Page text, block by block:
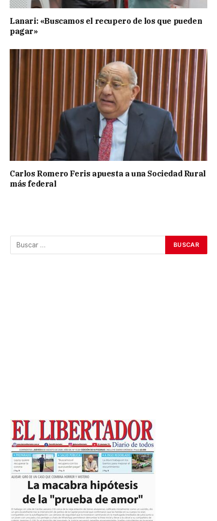
Lanari: «Buscamos el recupero de los que pueden
pagar»
Carlos Romero Feris apuesta a una Sociedad Rural
más federal